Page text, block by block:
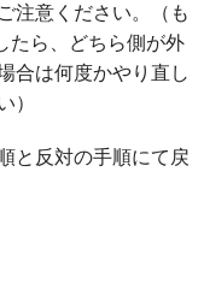
注意ください。（も
たら、どちら側が外
合は何度かやり直し
）
と反対の手順にて戻